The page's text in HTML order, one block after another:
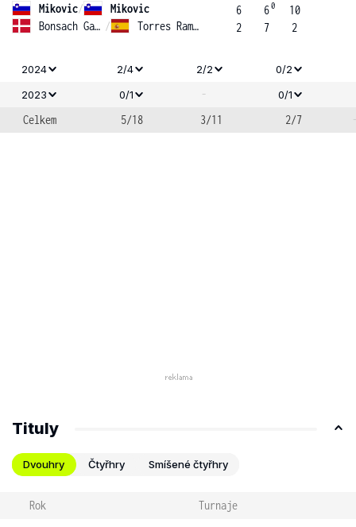
Mikovic/
Mikovic
Bonsach Ganley / Torres Ramis
6
2
60
7
10
2
2024 2/4 2/2
0/2
2023
0/1 - 0/1
Celkem 5/18 3/11 2/7
Tituly
Dvouhry Čtyřhry Smíšené čtyřhry
Rok Turnaje